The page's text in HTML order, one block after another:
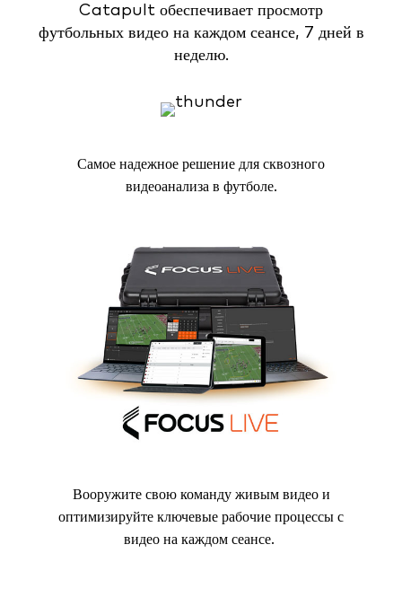
Catapult обеспечивает просмотр
футбольных видео на каждом сеансе, 7 дней в
неделю.
Самое надежное решение для сквозного
видеоанализа в футболе.
Вооружите свою команду живым видео и
оптимизируйте ключевые рабочие процессы с
видео на каждом сеансе.